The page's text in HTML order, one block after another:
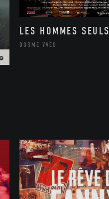
LES HOMMES SEULS
DORME YVES